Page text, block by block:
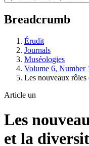
Breadcrumb
Érudit
Journals
Muséologies
Volume 6, Number
Les nouveaux
Article un
Les
et la